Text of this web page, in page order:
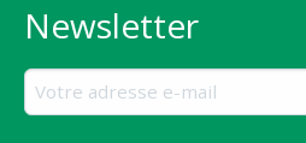
Newsletter